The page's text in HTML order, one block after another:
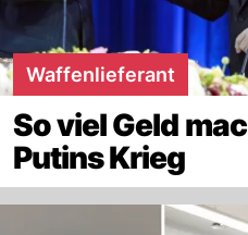
Waffenlieferant
So viel Geld
Putins Krieg